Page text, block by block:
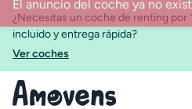
¿Necesitas un coche de renting por
incluido y entrega rápida?
Ver coches